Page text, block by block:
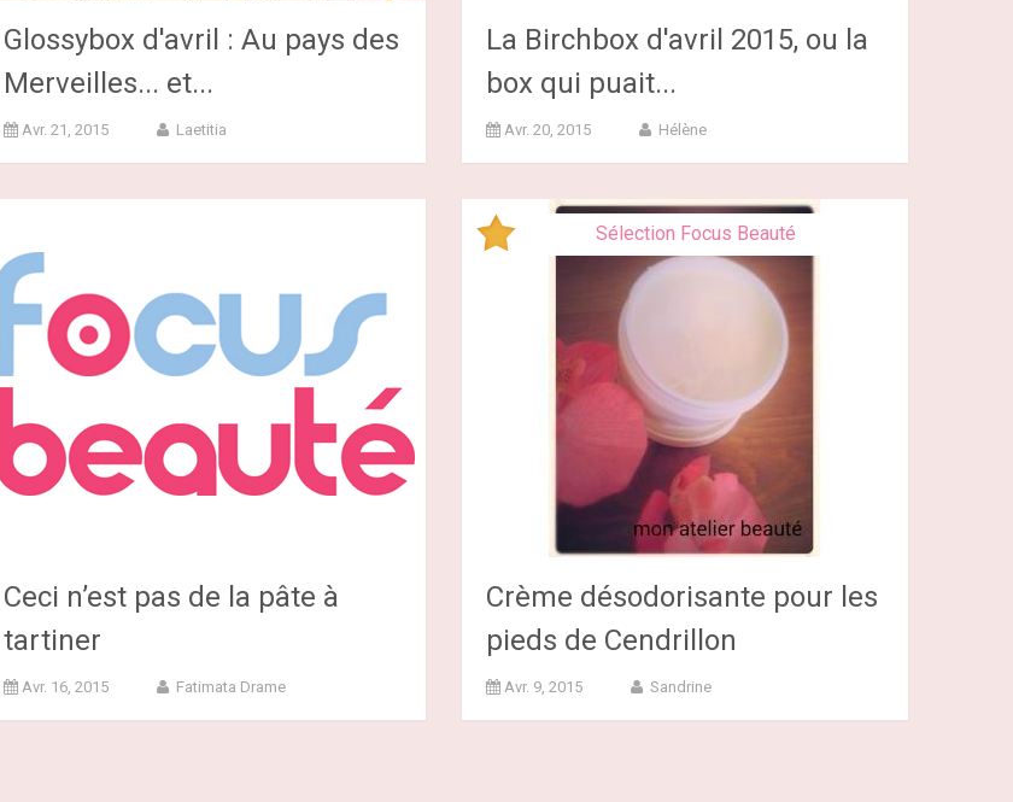
Glossybox d'avril : Au pays des
Merveilles... et...
Avr. 21, 2015 Laetitia
La Birchbox d'avril 2015, ou la
box qui puait...
Avr. 20, 2015 Hélène
Ceci n’est pas de la pâte à
tartiner
Avr. 16, 2015 Fatimata Drame
Sélection Focus Beauté
Crème désodorisante pour les
pieds de Cendrillon
Avr. 9, 2015 Sandrine